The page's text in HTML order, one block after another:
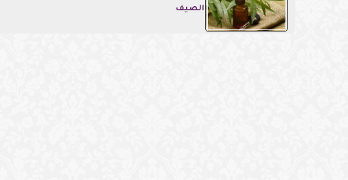
الصيف